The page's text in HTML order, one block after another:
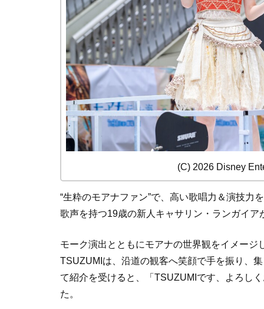
(C) 2026 Disney
“生粋のモアナファン”で、高い歌唱力＆演技力
歌声を持つ19歳の新人キャサリン・ランガイ
モーク演出とともにモアナの世界観をイメー
TSUZUMIは、沿道の観客へ笑顔で手を振り、
て紹介を受けると、「TSUZUMIです、よろし
た。